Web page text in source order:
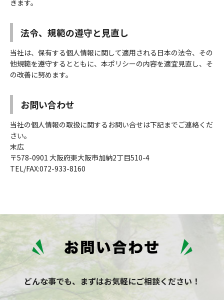
きます。
法令、規範の遵守と見直し
当社は、保有する個人情報に関して適用される日本の法令、その
他規範を遵守するとともに、本ポリシーの内容を適宜見直し、そ
の改善に努めます。
お問い合わせ
当社の個人情報の取扱に関するお問い合せは下記までご連絡くだ
さい。
末広
〒578-0901 大阪府東大阪市加納2丁目510-4
TEL/FAX:072-933-8160
どんな事でも、まずはお気軽にご相談ください！